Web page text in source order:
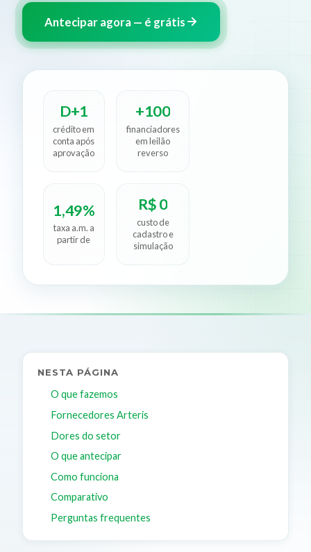
Antecipar agora — é grátis
D+1
crédito em
conta após
aprovação
+100
financiadores
em leilão
reverso
1,49%
taxa a.m. a
partir de
R$ 0
custo de
cadastro e
simulação
NESTA PÁGINA
O que fazemos
Fornecedores Arteris
Dores do setor
O que antecipar
Como funciona
Comparativo
Perguntas frequentes